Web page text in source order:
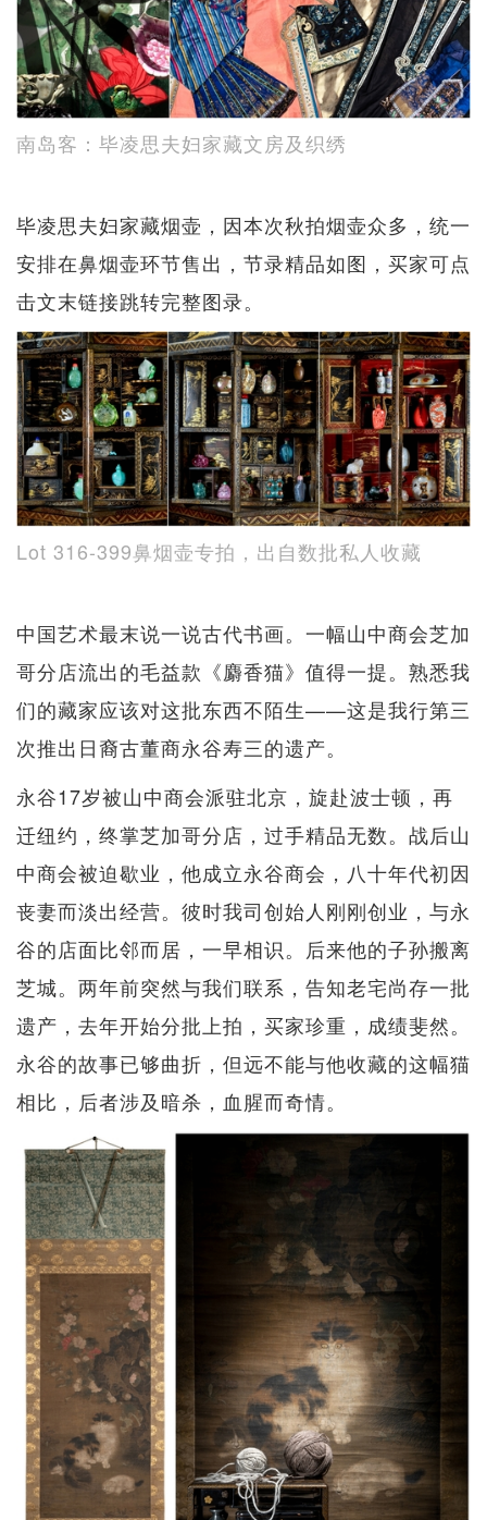
南岛客：毕凌思夫妇家藏文房及织绣
毕凌思夫妇家藏烟壶，因本次秋拍烟壶众多，统一
安排在鼻烟壶环节售出，节录精品如图，买家可点
击文末链接跳转完整图录。
Lot 316-399鼻烟壶专拍，出自数批私人收藏
中国艺术最末说一说古代书画。一幅山中商会芝加
哥分店流出的毛益款《麝香猫》值得一提。熟悉我
们的藏家应该对这批东西不陌生——这是我行第三
次推出日裔古董商永谷寿三的遗产。
永谷17岁被山中商会派驻北京，旋赴波士顿，再
迁纽约，终掌芝加哥分店，过手精品无数。战后山
中商会被迫歇业，他成立永谷商会，八十年代初因
丧妻而淡出经营。彼时我司创始人刚刚创业，与永
谷的店面比邻而居，一早相识。后来他的子孙搬离
芝城。两年前突然与我们联系，告知老宅尚存一批
遗产，去年开始分批上拍，买家珍重，成绩斐然。
永谷的故事已够曲折，但远不能与他收藏的这幅猫
相比，后者涉及暗杀，血腥而奇情。